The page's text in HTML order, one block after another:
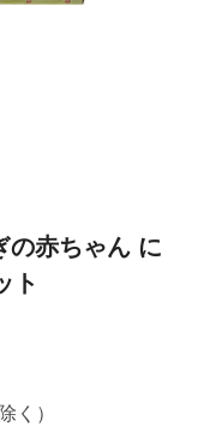
の赤ちゃん に
ト
く）